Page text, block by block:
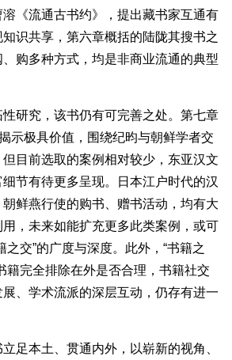
《流通古书约》，提出藏书家互通有
识共享，第六章概括的陆陇其搜书之
购多种方式，均是非商业流通的典型
究，该书仍有可完善之处。第七章
示极具价值，围绕纪昀与朝鲜学者交
目前选取的案例相对较少，东亚汉文
节有待更多呈现。日本江户时代的汉
鲜燕行使的购书、赠书活动，均有大
，未来如能扩充更多此类案例，或可
之交”的广度与深度。此外，“书籍之
籍完全排除在外是否合理，书籍社交
、学术流派的深层互动，仍存有进一
本土、贯通内外，以崭新的视角、